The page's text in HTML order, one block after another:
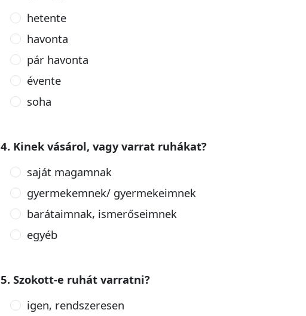
hetente
havonta
pár havonta
évente
soha
4. Kinek vásárol, vagy varrat ruhákat?
saját magamnak
gyermekemnek/ gyermekeimnek
barátaimnak, ismerőseimnek
egyéb
5. Szokott-e ruhát varratni?
igen, rendszeresen